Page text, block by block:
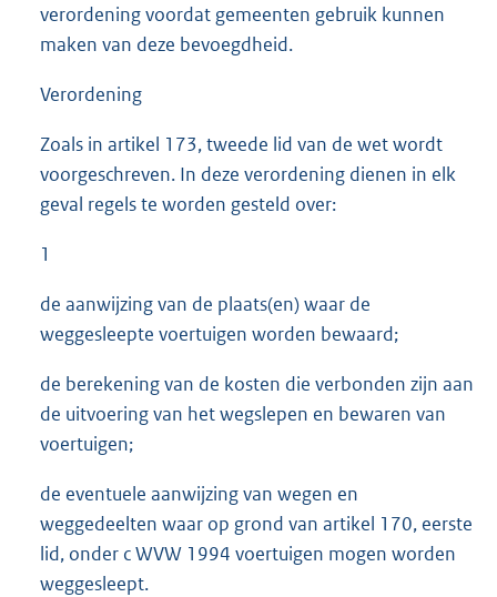
verordening voordat gemeenten gebruik kunnen
maken van deze bevoegdheid.
Verordening
Zoals in artikel 173, tweede lid van de wet wordt
voorgeschreven. In deze verordening dienen in elk
geval regels te worden gesteld over:
1
de aanwijzing van de plaats(en) waar de
weggesleepte voertuigen worden bewaard;
de berekening van de kosten die verbonden zijn aan
de uitvoering van het wegslepen en bewaren van
voertuigen;
de eventuele aanwijzing van wegen en
weggedeelten waar op grond van artikel 170, eerste
lid, onder c WVW 1994 voertuigen mogen worden
weggesleept.